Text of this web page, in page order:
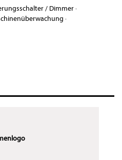
/ Dimmer·
·